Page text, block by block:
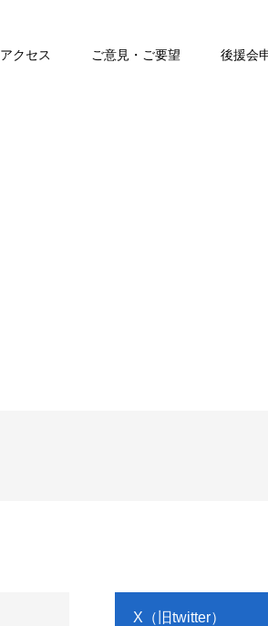
アクセス ご意見・ご要望 後援会
X（旧twitter）